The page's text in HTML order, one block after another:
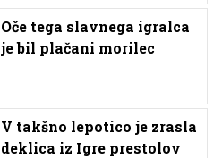
Oče tega slavnega igralca
je bil plačani morilec
V takšno lepotico je zrasla
deklica iz Igre prestolov